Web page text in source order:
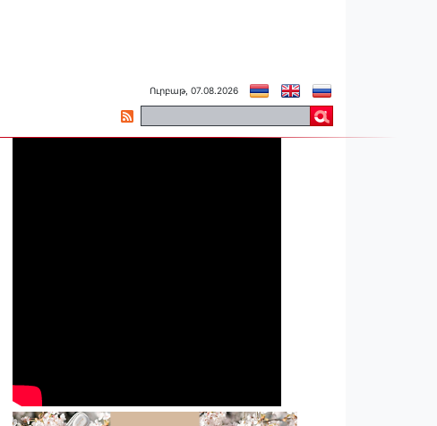
Ուրբաթ, 07.08.2026